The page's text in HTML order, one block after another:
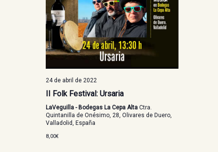
24 de abril de 2022
II Folk Festival: Ursaria
LaVeguilla - Bodegas La Cepa Alta Ctra.
Quintanilla de Onésimo, 28, Olivares de Duero,
Valladolid, España
8,00€